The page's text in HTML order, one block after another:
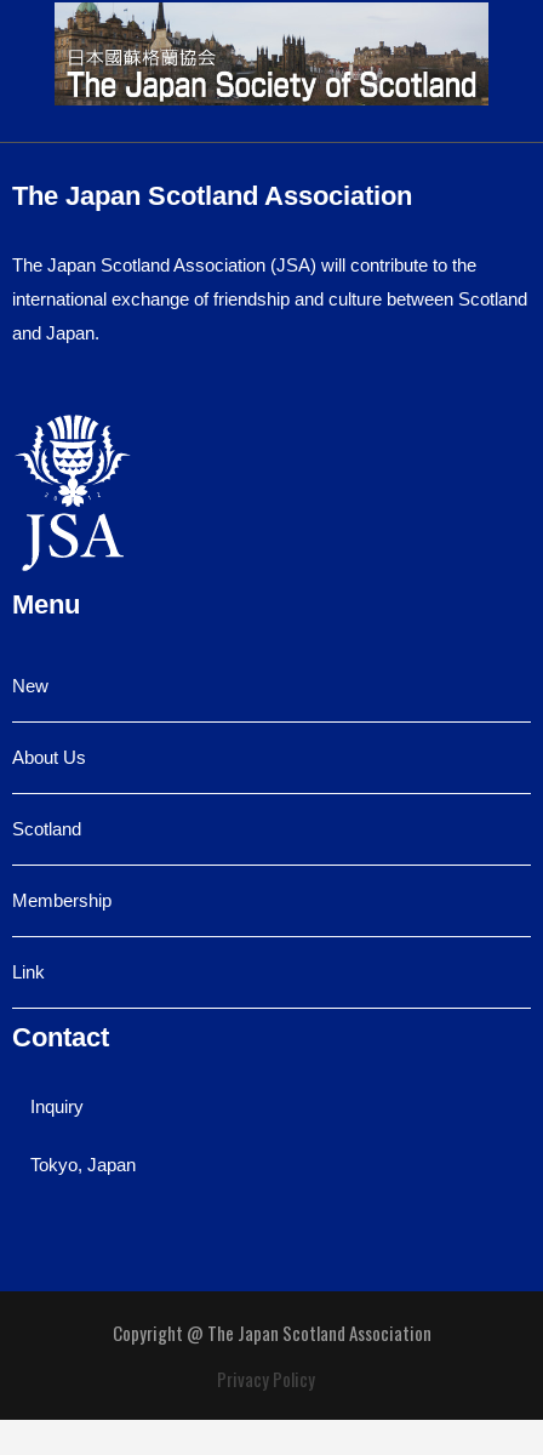
The Japan Scotland Association
The Japan Scotland Association (JSA) will contribute to the
international exchange of friendship and culture between Scotland
and Japan.
Menu
New
About Us
Scotland
Membership
Link
Contact
Inquiry
Tokyo, Japan
Copyright @ The Japan Scotland Association
Privacy Policy